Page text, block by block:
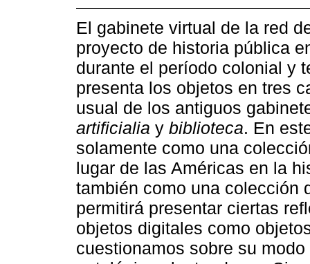
El gabinete virtual de la red
proyecto de historia pública
durante el período colonial y
presenta los objetos en tres
usual de los antiguos
artificialia y biblioteca. En
solamente como una
lugar de las Américas en la
también como una colección
permitirá presentar ciertas
objetos digitales como
cuestionamos sobre su